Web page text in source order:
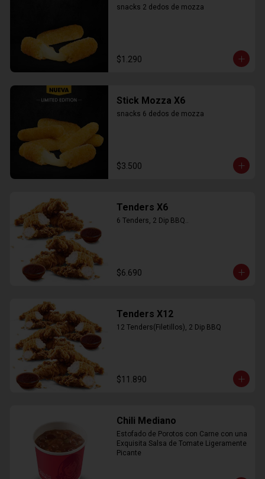
snacks 2 dedos de mozza
$1.290
Stick Mozza X6
snacks 6 dedos de mozza
$3.500
Tenders X6
6 Tenders, 2 Dip BBQ..
$6.690
Tenders X12
12 Tenders(Filetillos), 2 Dip BBQ
$11.890
Chili Mediano
Estofado de Porotos con Carne con una
Exquisita Salsa de Tomate Ligeramente
Picante